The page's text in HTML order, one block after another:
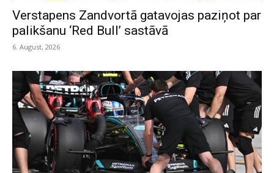
Verstapens Zandvortā gatavojas paziņot par
palikšanu ‘Red Bull’ sastāvā
6. August, 2026